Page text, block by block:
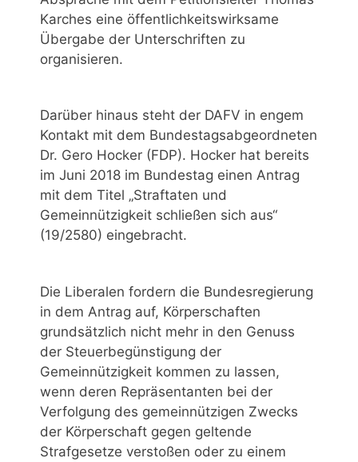
Karches eine öffentlichkeitswirksame
Übergabe der Unterschriften zu
organisieren.
Darüber hinaus steht der DAFV in engem
Kontakt mit dem Bundestagsabgeordneten
Dr. Gero Hocker (FDP). Hocker hat bereits
im Juni 2018 im Bundestag einen Antrag
mit dem Titel „Straftaten und
Gemeinnützigkeit schließen sich aus“
(19/2580) eingebracht.
Die Liberalen fordern die Bundesregierung
in dem Antrag auf, Körperschaften
grundsätzlich nicht mehr in den Genuss
der Steuerbegünstigung der
Gemeinnützigkeit kommen zu lassen,
wenn deren Repräsentanten bei der
Verfolgung des gemeinnützigen Zwecks
der Körperschaft gegen geltende
Strafgesetze verstoßen oder zu einem